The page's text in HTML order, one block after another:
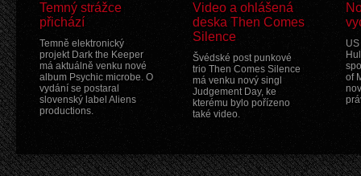
Temný strážce
přichází
Temně elektronický
projekt Dark the Keeper
má aktuálně venku nové
album Psychic microbe. O
vydání se postaral
slovenský label Aliens
productions.
Video a ohlášená
deska Then Comes
Silence
Švédské post punkové
trio Then Comes Silence
má venku nový singl
Judgement Day, ke
kterému bylo pořízeno
také video.
of